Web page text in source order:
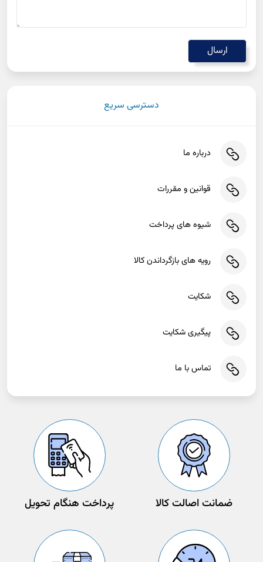
دسترسی سریع
درباره ما
قوانین و مقررات
شیوه های پرداخت
رویه های بازگرداندن کالا
شکایت
پیگیری شکایت
تماس با ما
ضمانت اصالت کالا پرداخت هنگام تحویل